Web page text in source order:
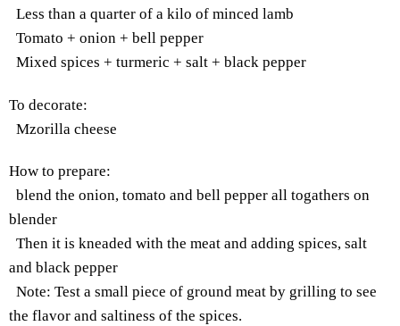
Less than a quarter of a kilo of minced lamb
Tomato + onion + bell pepper
Mixed spices + turmeric + salt + black pepper
To decorate:
Mzorilla cheese
How to prepare:
blend the onion, tomato and bell pepper all togathers on
blender
Then it is kneaded with the meat and adding spices, salt
and black pepper
Note: Test a small piece of ground meat by grilling to see
the flavor and saltiness of the spices.